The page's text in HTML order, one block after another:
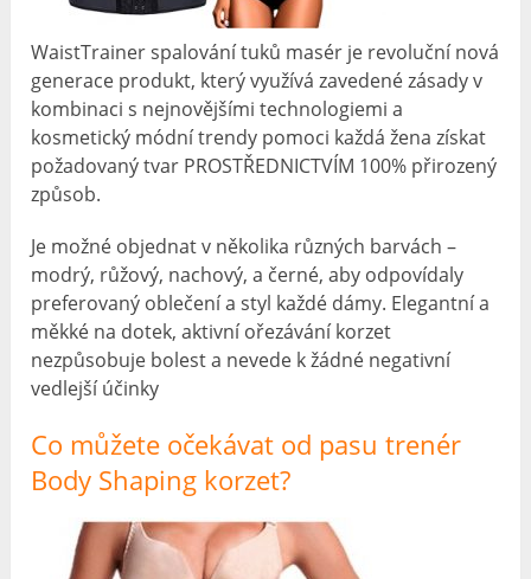
WaistTrainer spalování tuků masér je revoluční nová
generace produkt, který využívá zavedené zásady v
kombinaci s nejnovějšími technologiemi a
kosmetický módní trendy pomoci každá žena získat
požadovaný tvar PROSTŘEDNICTVÍM 100% přirozený
způsob.
Je možné objednat v několika různých barvách –
modrý, růžový, nachový, a černé, aby odpovídaly
preferovaný oblečení a styl každé dámy. Elegantní a
měkké na dotek, aktivní ořezávání korzet
nezpůsobuje bolest a nevede k žádné negativní
vedlejší účinky
Co můžete očekávat od pasu trenér
Body Shaping korzet?